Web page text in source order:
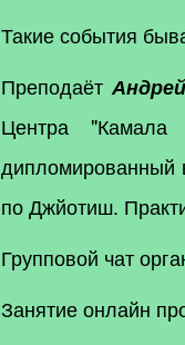
Такие события
Преподаёт
Центра "Камала
дипломированный
по Джйотиш.
Групповой чат
Занятие онлайн